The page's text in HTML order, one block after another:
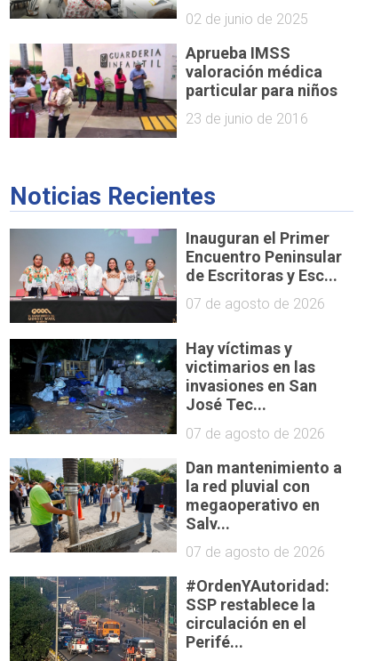
02 de junio de 2025
Aprueba IMSS
valoración médica
particular para niños
23 de junio de 2016
Noticias Recientes
Inauguran el Primer
Encuentro Peninsular
de Escritoras y Esc...
07 de agosto de 2026
Hay víctimas y
victimarios en las
invasiones en San
José Tec...
07 de agosto de 2026
Dan mantenimiento a
la red pluvial con
megaoperativo en
Salv...
07 de agosto de 2026
#OrdenYAutoridad:
SSP restablece la
circulación en el
Perifé...